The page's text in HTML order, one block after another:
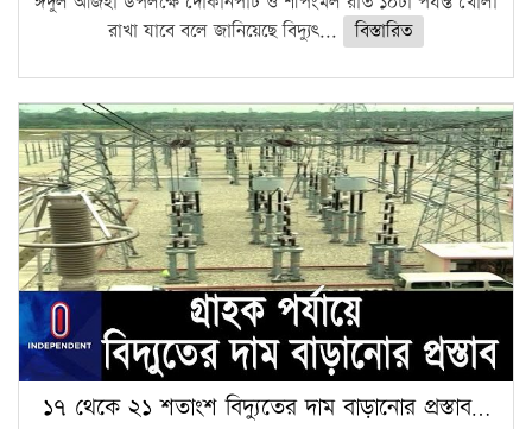
রাখা যাবে বলে জানিয়েছে বিদ্যুৎ...
বিস্তারিত
১৭ থেকে ২১ শতাংশ বিদ্যুতের দাম বাড়ানোর প্রস্তাব…